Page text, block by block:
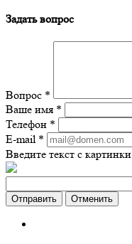
Задать вопрос
Вопрос *
Ваше имя *
Телефон *
E-mail *
Введите текст с картинки
Отменить